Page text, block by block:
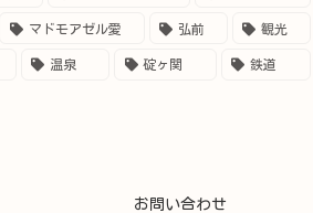
マドモアゼル愛 弘前 観光
温泉 碇ヶ関 鉄道
お問い合わせ